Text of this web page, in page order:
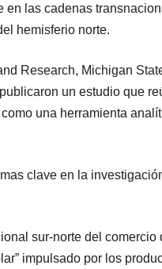
en las cadenas
hemisferio norte.
Research, Michigan
un estudio que
una herramienta
clave en la
sur-norte del
impulsado por los